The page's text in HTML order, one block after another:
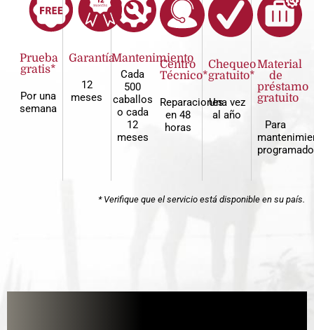
Prueba
gratis*
Por una
semana
Garantía
12
meses
Mantenimiento
Cada
500
caballos
o cada
12
meses
Centro
Técnico*
Reparaciones
en 48
horas
Chequeo
gratuito*
Una vez
al año
Material
de
préstamo
gratuito
Para
programado
* Verifique que el servicio está disponible en su país.